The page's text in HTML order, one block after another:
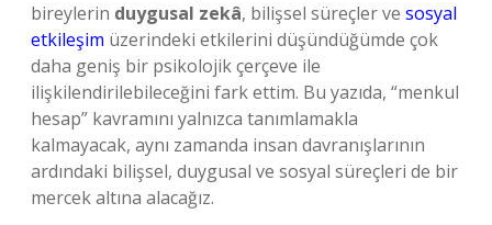
bireylerin duygusal zekâ, bilişsel süreçler ve sosyal
etkileşim üzerindeki etkilerini düşündüğümde çok
daha geniş bir psikolojik çerçeve ile
ilişkilendirilebileceğini fark ettim. Bu yazıda, “menkul
hesap” kavramını yalnızca tanımlamakla
kalmayacak, aynı zamanda insan davranışlarının
ardındaki bilişsel, duygusal ve sosyal süreçleri de bir
mercek altına alacağız.